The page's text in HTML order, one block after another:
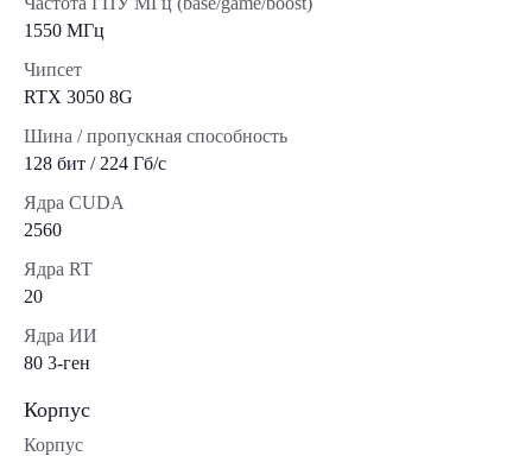
1550 МГц
Чипсет
RTX 3050 8G
Шина / пропускная способность
128 бит / 224 Гб/с
Ядра CUDA
2560
Ядра RT
20
Ядра ИИ
80 3-ген
Корпус
Корпус